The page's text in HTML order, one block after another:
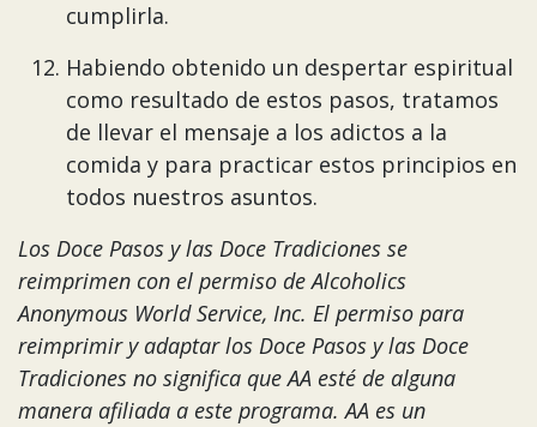
cumplirla.
Habiendo obtenido un despertar espiritual
como resultado de estos pasos, tratamos
de llevar el mensaje a los adictos a la
comida y para practicar estos principios en
todos nuestros asuntos.
Los Doce Pasos y las Doce Tradiciones se
reimprimen con el permiso de Alcoholics
Anonymous World Service, Inc. El permiso para
reimprimir y adaptar los Doce Pasos y las Doce
Tradiciones no significa que AA esté de alguna
manera afiliada a este programa. AA es un